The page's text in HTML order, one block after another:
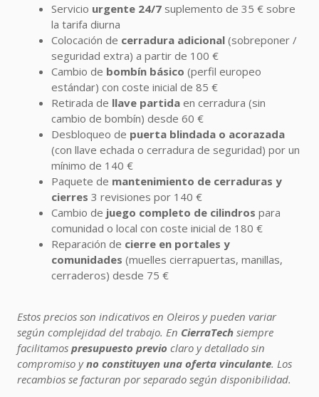
Servicio urgente 24/7 suplemento de 35 € sobre
la tarifa diurna
Colocación de cerradura adicional (sobreponer /
seguridad extra) a partir de 100 €
Cambio de bombín básico (perfil europeo
estándar) con coste inicial de 85 €
Retirada de llave partida en cerradura (sin
cambio de bombín) desde 60 €
Desbloqueo de puerta blindada o acorazada
(con llave echada o cerradura de seguridad) por un
mínimo de 140 €
Paquete de mantenimiento de cerraduras y
cierres 3 revisiones por 140 €
Cambio de juego completo de cilindros para
comunidad o local con coste inicial de 180 €
Reparación de cierre en portales y
comunidades (muelles cierrapuertas, manillas,
cerraderos) desde 75 €
Estos precios son indicativos en Oleiros y pueden variar
según complejidad del trabajo. En CierraTech siempre
facilitamos presupuesto previo claro y detallado sin
compromiso yno constituyen una oferta vinculante. Los
recambios se facturan por separado según disponibilidad.